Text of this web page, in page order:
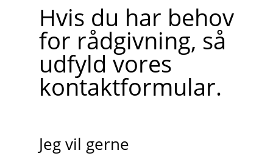
Hvis du har behov
for rådgivning, så
udfyld vores
kontaktformular.
Jeg vil gerne